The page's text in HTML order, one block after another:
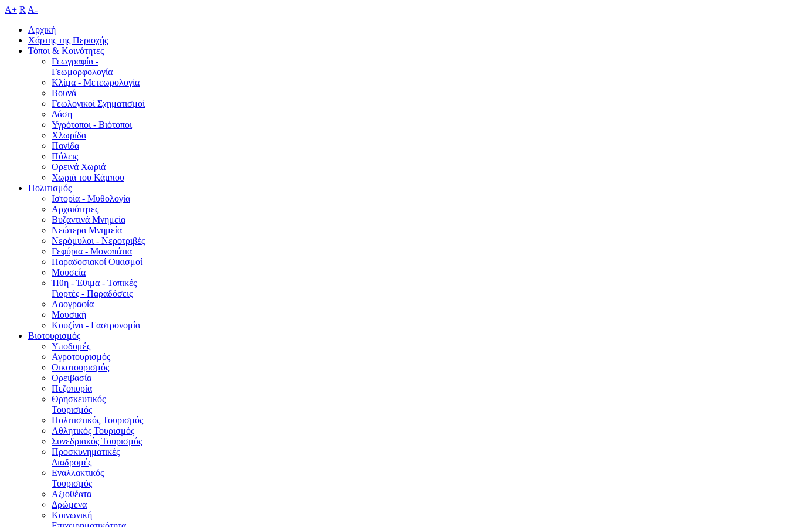
A+ R A-
Αρχική
Χάρτης της Περιοχής
Τόποι & Κοινότητες
Γεωγραφία -
Γεωμορφολογία
Κλίμα - Mετεωρολογία
Βουνά
Γεωλογικοί Σχηματισμοί
Δάση
Υγρότοποι - Βιότοποι
Χλωρίδα
Πανίδα
Πόλεις
Ορεινά Χωριά
Χωριά του Κάμπου
Πολιτισμός
Ιστορία - Μυθολογία
Αρχαιότητες
Βυζαντινά Μνημεία
Νεώτερα Μνημεία
Νερόμυλοι - Nεροτριβές
Γεφύρια - Μονοπάτια
Παραδοσιακοί Οικισμοί
Μουσεία
Ήθη - Έθιμα - Τοπικές
Γιορτές - Παραδόσεις
Λαογραφία
Μουσική
Κουζίνα - Γαστρονομία
Βιοτουρισμός
Υποδομές
Αγροτουρισμός
Οικοτουρισμός
Ορειβασία
Πεζοπορία
Θρησκευτικός
Τουρισμός
Πολιτιστικός Τουρισμός
Αθλητικός Τουρισμός
Συνεδριακός Τουρισμός
Προσκυνηματικές
Διαδρομές
Εναλλακτικός
Τουρισμός
Αξιοθέατα
Δρώμενα
Κοινωνική